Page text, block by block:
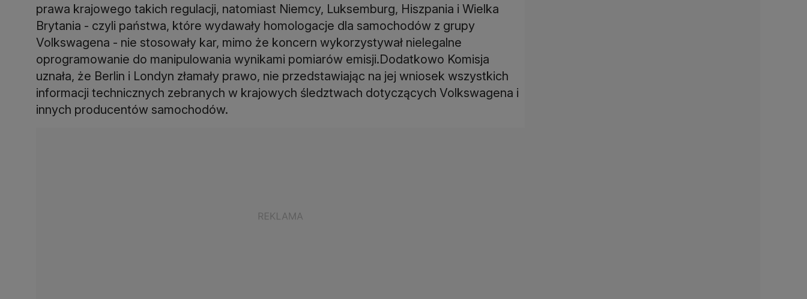
prawa krajowego takich regulacji, natomiast Niemcy, Luksemburg, Hiszpania i Wielka
Brytania - czyli państwa, które wydawały homologacje dla samochodów z grupy
Volkswagena - nie stosowały kar, mimo że koncern wykorzystywał nielegalne
oprogramowanie do manipulowania wynikami pomiarów emisji.Dodatkowo Komisja
uznała, że Berlin i Londyn złamały prawo, nie przedstawiając na jej wniosek wszystkich
informacji technicznych zebranych w krajowych śledztwach dotyczących Volkswagena i
innych producentów samochodów.